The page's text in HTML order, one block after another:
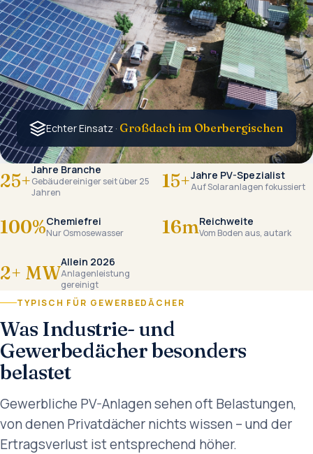
Echter Einsatz · Großdach im Oberbergischen
25+
Jahre Branche
Gebäudereiniger seit über 25
Jahren
15+Jahre PV-Spezialist
Auf Solaranlagen fokussiert
100%Chemiefrei
Nur Osmosewasser 16mReichweite
Vom Boden aus, autark
2+ MW
Allein 2026
Anlagenleistung
gereinigt
TYPISCH FÜR GEWERBEDÄCHER
Was Industrie- und
Gewerbedächer besonders
belastet
Gewerbliche PV-Anlagen sehen oft Belastungen,
von denen Privatdächer nichts wissen – und der
Ertragsverlust ist entsprechend höher.